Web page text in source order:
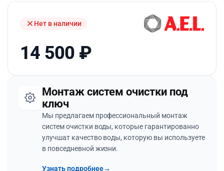
Нет в наличии
14 500 ₽
Монтаж систем очистки под
ключ
Мы предлагаем профессиональный монтаж
систем очистки воды, которые гарантированно
улучшат качество воды, которую вы используете
в повседневной жизни.
Узнать подробнее→